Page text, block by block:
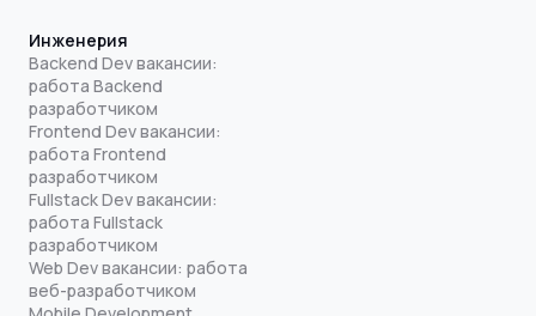
Инженерия
Backend Dev вакансии:
работа Backend
разработчиком
Frontend Dev вакансии:
работа Frontend
разработчиком
Fullstack Dev вакансии:
работа Fullstack
разработчиком
Web Dev вакансии: работа
веб-разработчиком